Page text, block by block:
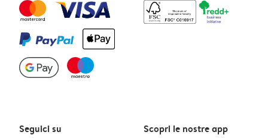
Seguici su Scopri le nostre app